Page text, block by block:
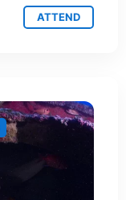
ATTEND